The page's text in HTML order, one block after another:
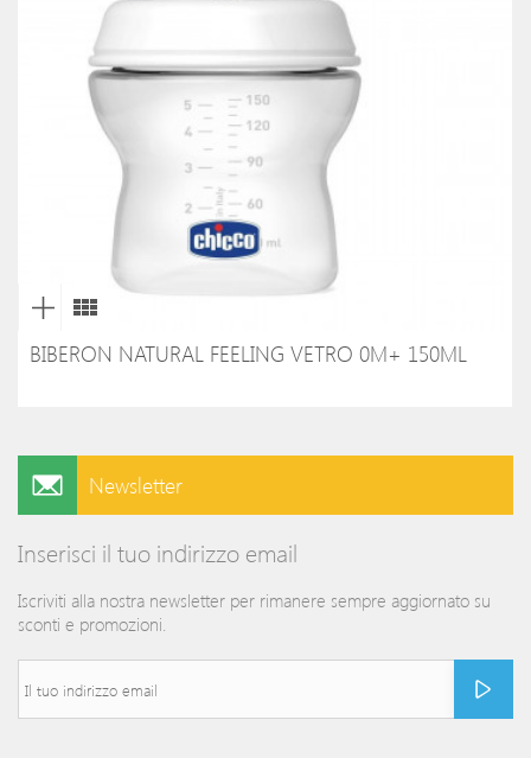
BIBERON NATURAL FEELING VETRO 0M+ 150ML
Newsletter
Inserisci il tuo indirizzo email
Iscriviti alla nostra newsletter per rimanere sempre aggiornato su
sconti e promozioni.